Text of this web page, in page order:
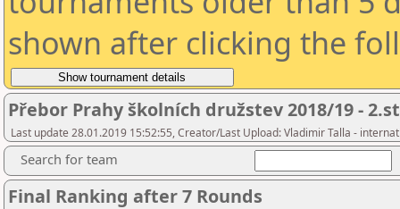
shown after clicking the
Přebor Prahy školních družstev 2018/19 -
Last update 28.01.2019 15:52:55, Creator/Last Upload: Vladimir Talla -
Search for team
Final Ranking after 7 Rounds